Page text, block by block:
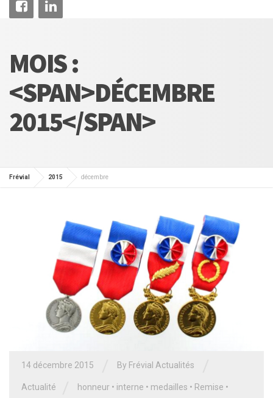
MOIS :
<SPAN>DÉCEMBRE
2015</SPAN>
Frévial 2015 décembre
14 décembre 2015 By Frévial Actualités
Actualité honneur • interne • medailles • Remise •